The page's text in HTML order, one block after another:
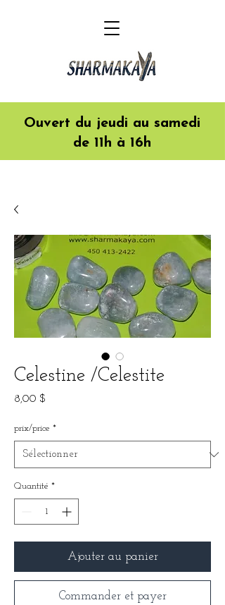
Ouvert du jeudi au samedi
de 11h à 16h
Celestine /Celestite
8,00 $
prix/price *
Quantité *
Ajouter au panier
Commander et payer